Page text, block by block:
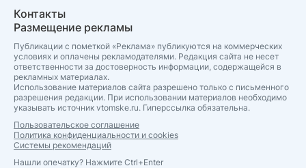
Контакты
Размещение рекламы
Публикации с пометкой «Реклама» публикуются на коммерческих
условиях и оплачены рекламодателями. Редакция сайта не несет
ответственности за достоверность информации, содержащейся в
рекламных материалах.
Использование материалов сайта разрешено только с письменного
разрешения редакции. При использовании материалов необходимо
указывать источник vtomske.ru. Гиперссылка обязательна.
Пользовательское соглашение
Политика конфиденциальности и cookies
Системы рекомендаций
Нашли опечатку? Нажмите Ctrl+Enter